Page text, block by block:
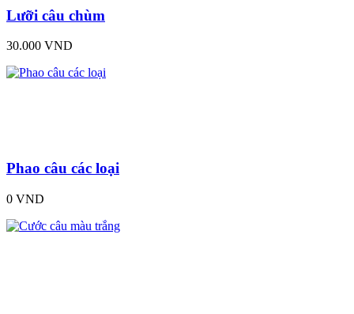
Lưỡi câu chùm
30.000 VND
Phao câu các loại
0 VND